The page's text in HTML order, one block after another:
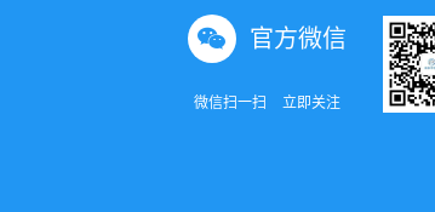
官方微信
微信扫一扫 立即关注